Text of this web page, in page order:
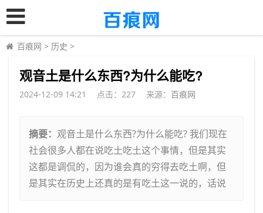
百痕网 > 历史 >
​观音土是什么东西?为什么能吃?
2024-12-09 14:21 点击： 227 来源： 百痕网
摘要： 观音土是什么东西?为什么能吃? 我们现在
社会很多人都在说吃土吃土这个事情，但是其实
这都是调侃的，因为谁会真的穷得去吃土啊，但
是其实在历史上还真的是有吃土这一说的，话说